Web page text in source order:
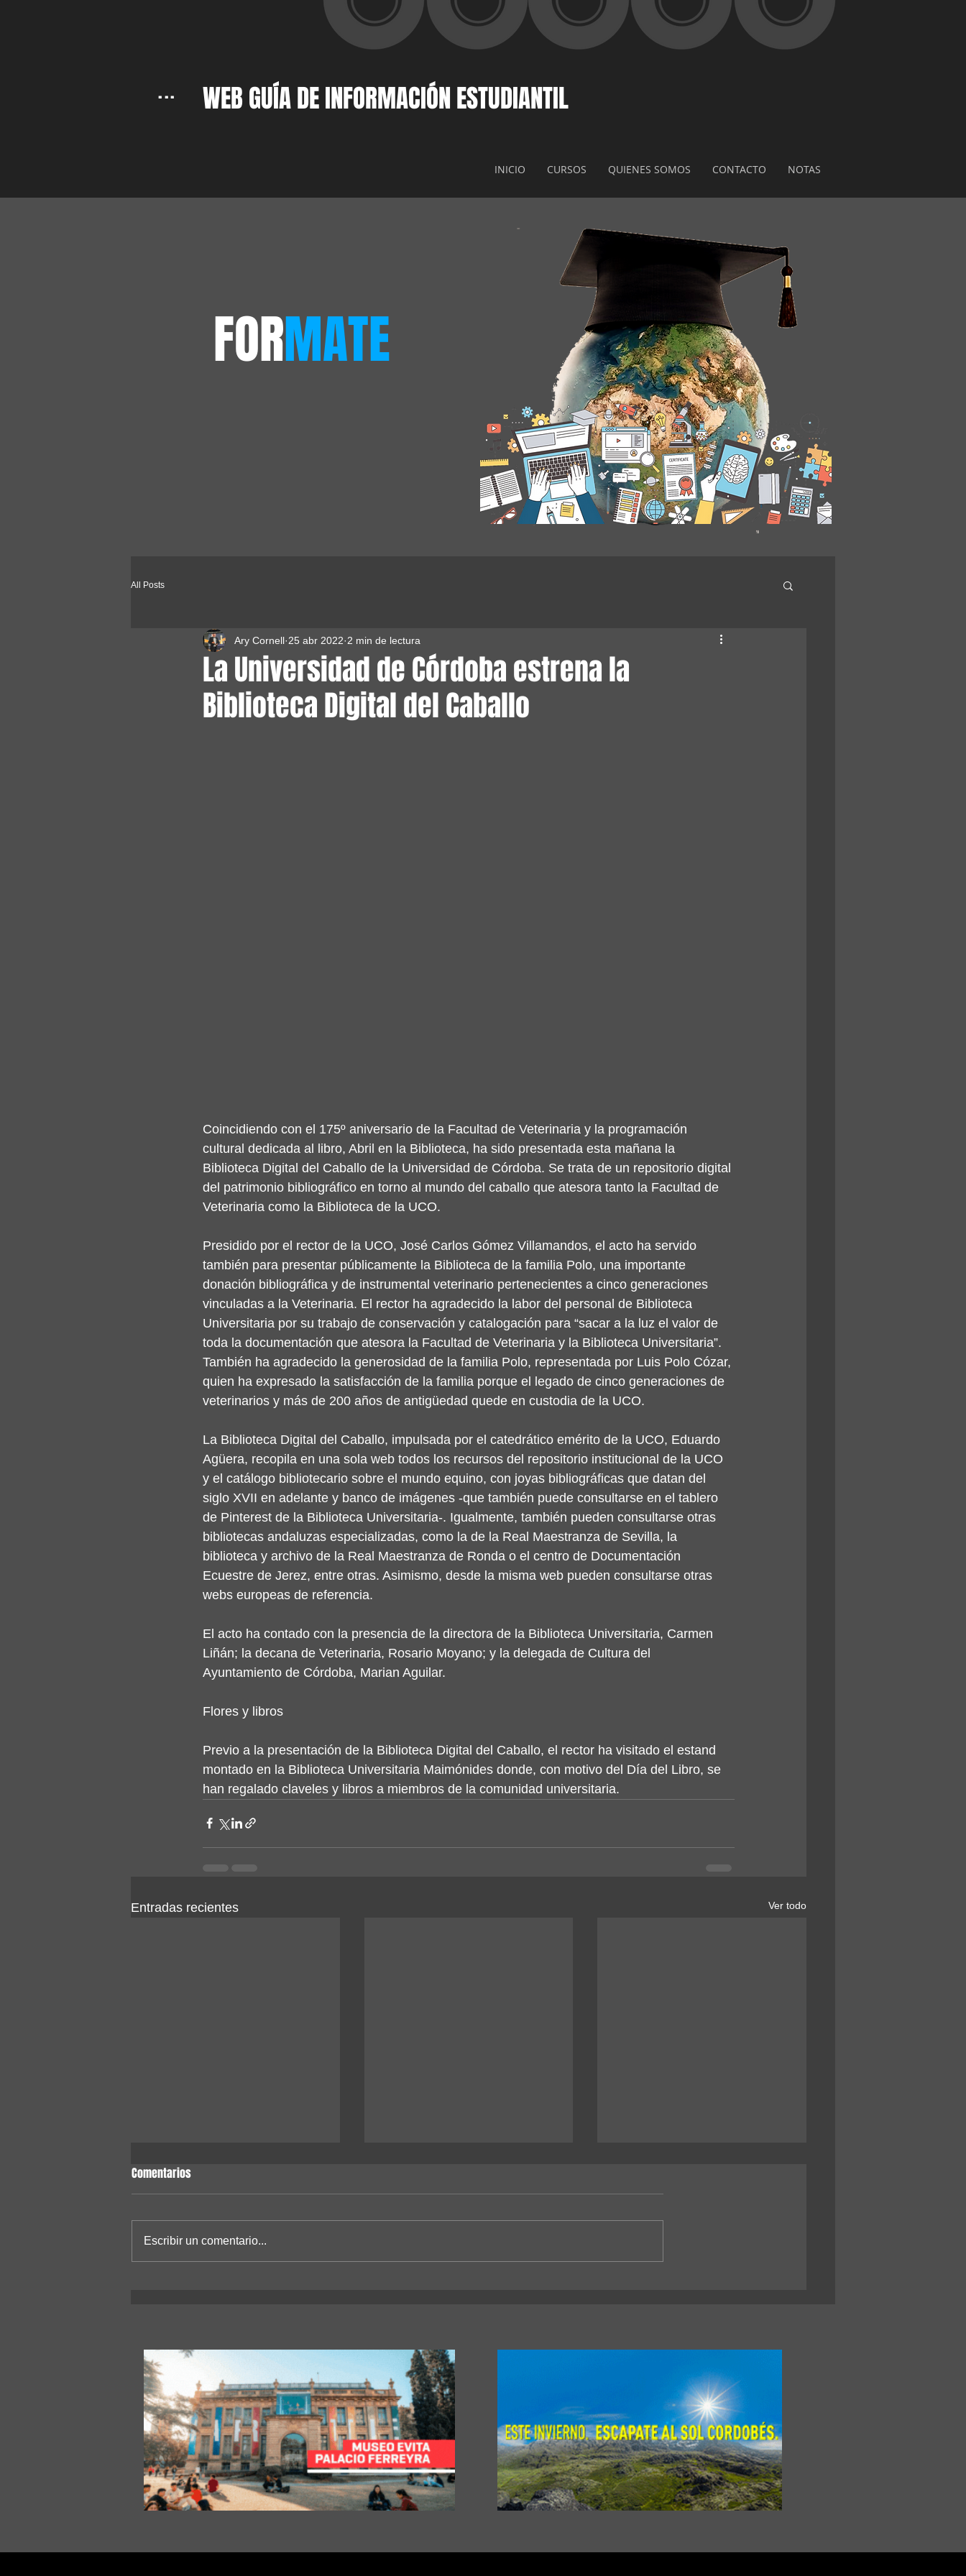
... WEB GUÍA DE INFORMACIÓN ESTUDIANTIL
INICIO CURSOS QUIENES SOMOS CONTACTO NOTAS
FORMATE
All Posts
La Universidad de Córdoba estrena la
Biblioteca Digital del Caballo
Ary Cornell 25 abr 2022 2 min de lectura
Coincidiendo con el 175º aniversario de la Facultad de Veterinaria y la programación
cultural dedicada al libro, Abril en la Biblioteca, ha sido presentada esta mañana la
Biblioteca Digital del Caballo de la Universidad de Córdoba. Se trata de un repositorio digital
del patrimonio bibliográfico en torno al mundo del caballo que atesora tanto la Facultad de
Veterinaria como la Biblioteca de la UCO.
Presidido por el rector de la UCO, José Carlos Gómez Villamandos, el acto ha servido
también para presentar públicamente la Biblioteca de la familia Polo, una importante
donación bibliográfica y de instrumental veterinario pertenecientes a cinco generaciones
vinculadas a la Veterinaria. El rector ha agradecido la labor del personal de Biblioteca
Universitaria por su trabajo de conservación y catalogación para “sacar a la luz el valor de
toda la documentación que atesora la Facultad de Veterinaria y la Biblioteca Universitaria”.
También ha agradecido la generosidad de la familia Polo, representada por Luis Polo Cózar,
quien ha expresado la satisfacción de la familia porque el legado de cinco generaciones de
veterinarios y más de 200 años de antigüedad quede en custodia de la UCO.
La Biblioteca Digital del Caballo, impulsada por el catedrático emérito de la UCO, Eduardo
Agüera, recopila en una sola web todos los recursos del repositorio institucional de la UCO
y el catálogo bibliotecario sobre el mundo equino, con joyas bibliográficas que datan del
siglo XVII en adelante y banco de imágenes -que también puede consultarse en el tablero
de Pinterest de la Biblioteca Universitaria-. Igualmente, también pueden consultarse otras
bibliotecas andaluzas especializadas, como la de la Real Maestranza de Sevilla, la
biblioteca y archivo de la Real Maestranza de Ronda o el centro de Documentación
Ecuestre de Jerez, entre otras. Asimismo, desde la misma web pueden consultarse otras
webs europeas de referencia.
El acto ha contado con la presencia de la directora de la Biblioteca Universitaria, Carmen
Liñán; la decana de Veterinaria, Rosario Moyano; y la delegada de Cultura del
Ayuntamiento de Córdoba, Marian Aguilar.
Flores y libros
Previo a la presentación de la Biblioteca Digital del Caballo, el rector ha visitado el estand
montado en la Biblioteca Universitaria Maimónides donde, con motivo del Día del Libro, se
han regalado claveles y libros a miembros de la comunidad universitaria.
Entradas recientes Ver todo
Comentarios
Escribir un comentario...